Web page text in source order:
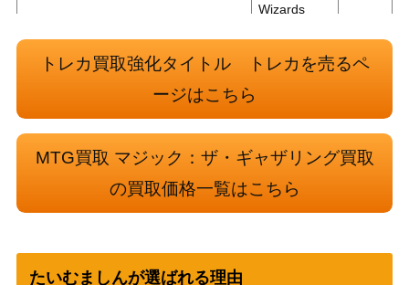
Negotiator [DMU]《日》
Wizards
ミナリア）
復活の声/Voice of Resurgence【DG
M】《日》
[Foil]ファイレクシアの立証者/Phyrexi
an Vindicator [ONE] 《日》
Wizards
クシア：完
トレカ買取強化タイトル トレカを売るペ
ージはこちら
MTG買取 マジック：ザ・ギャザリング買取
の買取価格一覧はこちら
たいむましんが選ばれる理由